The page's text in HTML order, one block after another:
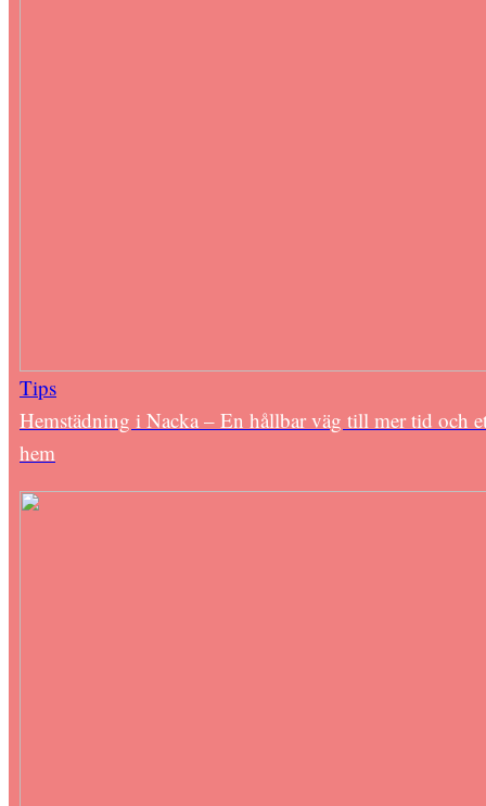
Tips
Hemstädning i Nacka – En hållbar väg till mer tid och
hem